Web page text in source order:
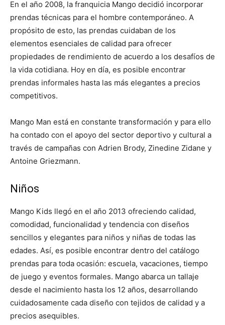
En el año 2008, la franquicia Mango decidió incorporar
prendas técnicas para el hombre contemporáneo. A
propósito de esto, las prendas cuidaban de los
elementos esenciales de calidad para ofrecer
propiedades de rendimiento de acuerdo a los desafíos de
la vida cotidiana. Hoy en día, es posible encontrar
prendas informales hasta las más elegantes a precios
competitivos.
Mango Man está en constante transformación y para ello
ha contado con el apoyo del sector deportivo y cultural a
través de campañas con Adrien Brody, Zinedine Zidane y
Antoine Griezmann.
Niños
Mango Kids llegó en el año 2013 ofreciendo calidad,
comodidad, funcionalidad y tendencia con diseños
sencillos y elegantes para niños y niñas de todas las
edades. Así, es posible encontrar dentro del catálogo
prendas para toda ocasión: escuela, vacaciones, tiempo
de juego y eventos formales. Mango abarca un tallaje
desde el nacimiento hasta los 12 años, desarrollando
cuidadosamente cada diseño con tejidos de calidad y a
precios asequibles.